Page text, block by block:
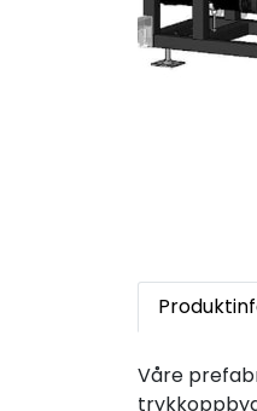
Våre